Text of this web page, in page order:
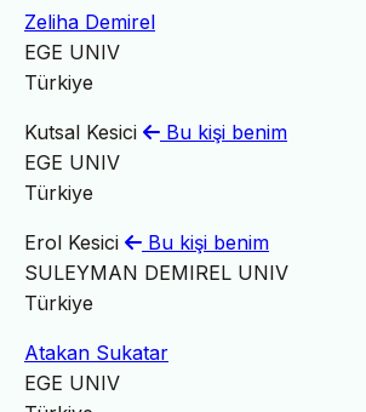
Zeliha Demirel
EGE UNIV
Türkiye
Kutsal Kesici
Bu kişi benim
EGE UNIV
Türkiye
Erol Kesici
Bu kişi benim
SULEYMAN DEMIREL UNIV
Türkiye
Atakan Sukatar
EGE UNIV